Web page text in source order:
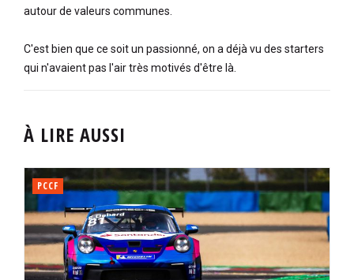
autour de valeurs communes.
C'est bien que ce soit un passionné, on a déjà vu des starters
qui n'avaient pas l'air très motivés d'être là.
À LIRE AUSSI
PCCF